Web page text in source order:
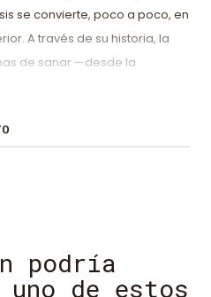
se convierte, poco a poco, en
A través de su historia, la
de sanar —desde la
ocurre afuera, sino dentro de
podría
de estos